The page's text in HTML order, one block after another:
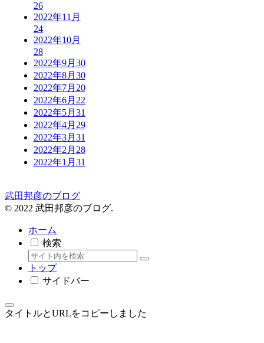
26
2022年11月
24
2022年10月
28
2022年9月 30
2022年8月 30
2022年7月 20
2022年6月 22
2022年5月 31
2022年4月 29
2022年3月 31
2022年2月 28
2022年1月 31
武田邦彦のブログ
© 2022 武田邦彦のブログ.
ホーム
検索
トップ
サイドバー
タイトルとURLをコピーしました